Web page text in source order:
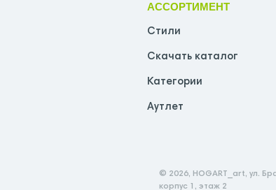
АССОРТИМЕНТ
Стили
Скачать каталог
Категории
Аутлет
© 2026, HOGART_art, ул.
корпус 1, этаж 2